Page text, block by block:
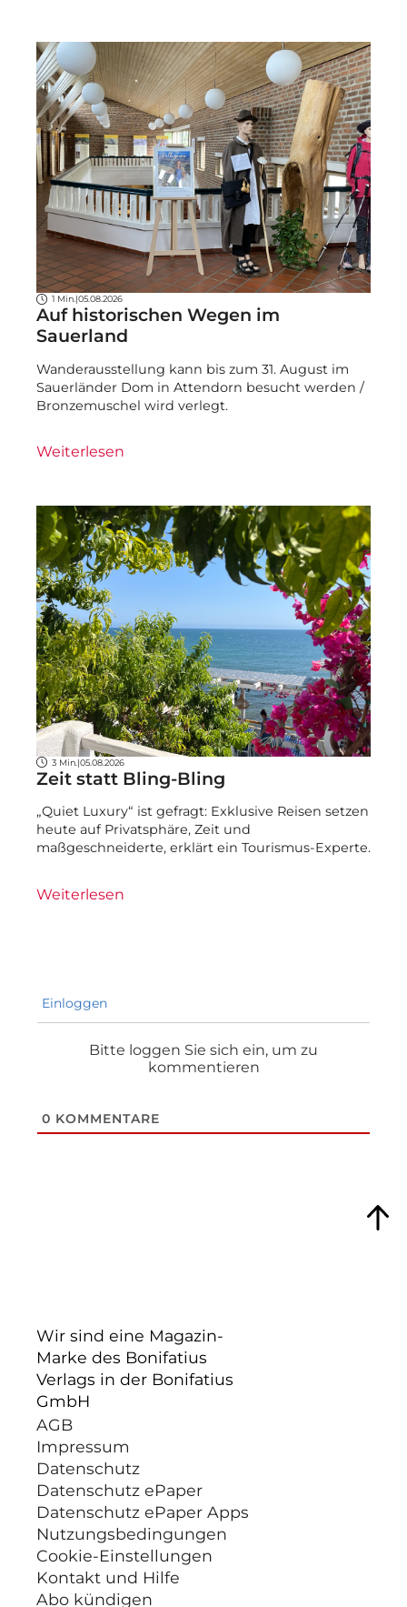
1 Min. |05.08.2026
Auf historischen Wegen im
Sauerland
Wanderausstellung kann bis zum 31. August im
Sauerländer Dom in Attendorn besucht werden /
Bronzemuschel wird verlegt.
Weiterlesen
3 Min. |05.08.2026
Zeit statt Bling-Bling
„Quiet Luxury“ ist gefragt: Exklusive Reisen setzen
heute auf Privatsphäre, Zeit und
maßgeschneiderte, erklärt ein Tourismus-Experte.
Weiterlesen
Einloggen
Bitte loggen Sie sich ein, um zu
kommentieren
0 KOMMENTARE
Wir sind eine Magazin-
Marke des Bonifatius
Verlags in der Bonifatius
GmbH
AGB
Impressum
Datenschutz
Datenschutz ePaper
Datenschutz ePaper Apps
Nutzungsbedingungen
Cookie-Einstellungen
Kontakt und Hilfe
Abo kündigen